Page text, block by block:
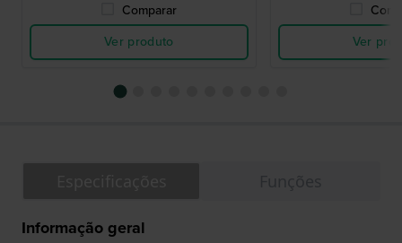
Comparar
Ver produto
Ver
Informação geral